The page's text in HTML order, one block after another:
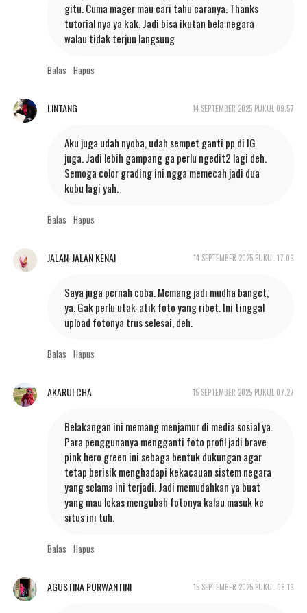
gitu. Cuma mager mau cari tahu caranya. Thanks
tutorial nya ya kak. Jadi bisa ikutan bela negara
walau tidak terjun langsung
Balas Hapus
LINTANG 14 SEPTEMBER 2025 PUKUL 09.57
Aku juga udah nyoba, udah sempet ganti pp di IG
juga. Jadi lebih gampang ga perlu ngedit2 lagi deh.
Semoga color grading ini ngga memecah jadi dua
kubu lagi yah.
Balas Hapus
JALAN-JALAN KENAI 14 SEPTEMBER 2025 PUKUL 17.09
Saya juga pernah coba. Memang jadi mudha banget,
ya. Gak perlu utak-atik foto yang ribet. Ini tinggal
upload fotonya trus selesai, deh.
Balas Hapus
AKARUI CHA 15 SEPTEMBER 2025 PUKUL 07.27
Belakangan ini memang menjamur di media sosial ya.
Para penggunanya mengganti foto profil jadi brave
pink hero green ini sebaga bentuk dukungan agar
tetap berisik menghadapi kekacauan sistem negara
yang selama ini terjadi. Jadi memudahkan ya buat
yang mau lekas mengubah fotonya kalau masuk ke
situs ini tuh.
Balas Hapus
AGUSTINA PURWANTINI 15 SEPTEMBER 2025 PUKUL 08.19